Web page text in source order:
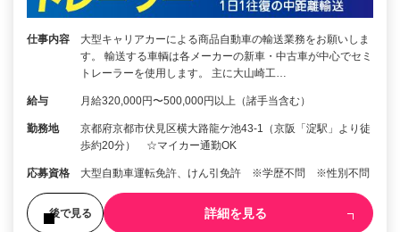
仕事内容
大型キャリアカーによる商品自動車の輸送業務をお願いしま
す。 輸送する車輌は各メーカーの新車・中古車が中心でセミ
トレーラーを使用します。 主に大山崎工…
給与 月給320,000円〜500,000円以上（諸手当含む）
勤務地
京都府京都市伏見区横大路龍ケ池43-1（京阪「淀駅」より徒
歩約20分） ☆マイカー通勤OK
応募資格 大型自動車運転免許、けん引免許 ※学歴不問 ※性別不問
後で見る 詳細を見る